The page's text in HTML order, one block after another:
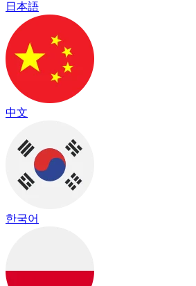
日本語
中文
한국어